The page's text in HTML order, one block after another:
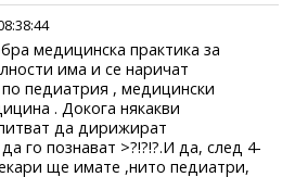
медицинска практика за
има и се наричат
педиатрия , медицински
. Докога някакви
да дирижират
го познават >?!?!?.И да, след 4-
ще имате ,нито педиатри,